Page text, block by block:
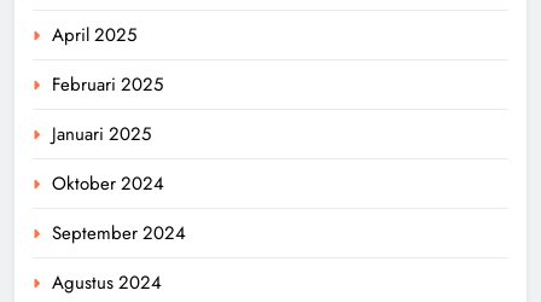
April 2025
Februari 2025
Januari 2025
Oktober 2024
September 2024
Agustus 2024